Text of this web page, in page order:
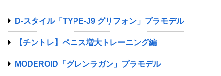
D-スタイル「TYPE-J9 グリフォン」プラモデル
【チントレ】ペニス増大トレーニング編
MODEROID「グレンラガン」プラモデル